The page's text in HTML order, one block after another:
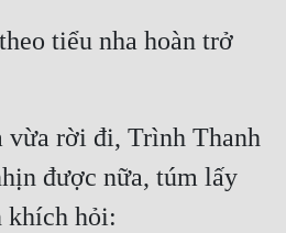
tiểu nha hoàn trở
vừa rời đi, Trình Thanh
được nữa, túm lấy
khích hỏi: